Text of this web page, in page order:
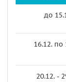
до
16.12. по
20.12. -